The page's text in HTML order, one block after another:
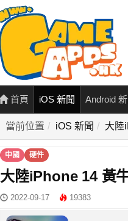
首頁 iOS 新聞 Android
當前位置 iOS 新聞 大陸
中國 硬件
大陸iPhone 14 黃
2022-09-17 19383